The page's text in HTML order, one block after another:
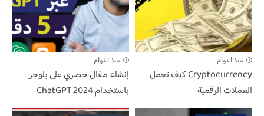
منذ اعوام
Cryptocurrency كيف تعمل
العملات الرقمية
منذ اعوام
إنشاء مقال حصري على بلوجر
باستخدام ChatGPT 2024